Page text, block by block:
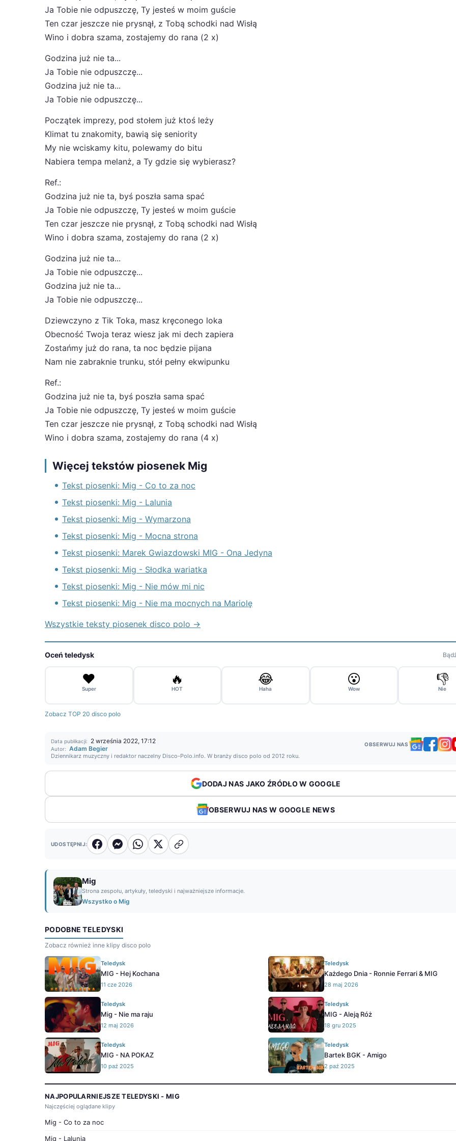
Ja Tobie nie odpuszczę, Ty jesteś w moim guście
Ten czar jeszcze nie prysnął, z Tobą schodki nad Wisłą
Wino i dobra szama, zostajemy do rana (2 x)
Godzina już nie ta...
Ja Tobie nie odpuszczę...
Godzina już nie ta...
Ja Tobie nie odpuszczę...
Początek imprezy, pod stołem już ktoś leży
Klimat tu znakomity, bawią się seniority
My nie wciskamy kitu, polewamy do bitu
Nabiera tempa melanż, a Ty gdzie się wybierasz?
Ref.:
Godzina już nie ta, byś poszła sama spać
Ja Tobie nie odpuszczę, Ty jesteś w moim guście
Ten czar jeszcze nie prysnął, z Tobą schodki nad Wisłą
Wino i dobra szama, zostajemy do rana (2 x)
Godzina już nie ta...
Ja Tobie nie odpuszczę...
Godzina już nie ta...
Ja Tobie nie odpuszczę...
Dziewczyno z Tik Toka, masz kręconego loka
Obecność Twoja teraz wiesz jak mi dech zapiera
Zostańmy już do rana, ta noc będzie pijana
Nam nie zabraknie trunku, stół pełny ekwipunku
Ref.:
Godzina już nie ta, byś poszła sama spać
Ja Tobie nie odpuszczę, Ty jesteś w moim guście
Ten czar jeszcze nie prysnął, z Tobą schodki nad Wisłą
Wino i dobra szama, zostajemy do rana (4 x)
Więcej tekstów piosenek Mig
Tekst piosenki: Mig - Co to za noc
Tekst piosenki: Mig - Lalunia
Tekst piosenki: Mig - Wymarzona
Tekst piosenki: Mig - Mocna strona
Tekst piosenki: Marek Gwiazdowski MIG - Ona Jedyna
Tekst piosenki: Mig - Słodka wariatka
Tekst piosenki: Mig - Nie mów mi nic
Tekst piosenki: Mig - Nie ma mocnych na Mariolę
Wszystkie teksty piosenek disco polo →
Oceń teledysk
❤️
Super
🔥
HOT
😂
Haha
😮
Wow
👎
Nie
Zobacz TOP 20 disco polo
Data publikacji: 2 września 2022, 17:12
Autor: Adam Begier
Dziennikarz muzyczny i redaktor naczelny Disco-Polo.info. W branży disco polo od 2012 roku.
OBSERWUJ NAS
DODAJ NAS JAKO ŹRÓDŁO W GOOGLE
OBSERWUJ NAS W GOOGLE NEWS
UDOSTĘPNIJ:
Mig
Strona zespołu, artykuły, teledyski i najważniejsze informacje.
Wszystko o Mig
PODOBNE TELEDYSKI
Zobacz również inne klipy disco polo
Teledysk
MIG - Hej Kochana
11 cze 2026
Teledysk
Każdego Dnia - Ronnie Ferrari & MIG
28 maj 2026
Teledysk
Mig - Nie ma raju
12 maj 2026
Teledysk
MIG - Aleją Róż
18 gru 2025
Teledysk
MIG - NA POKAZ
10 paź 2025
Teledysk
Bartek BGK - Amigo
2 paź 2025
NAJPOPULARNIEJSZE TELEDYSKI - MIG
Najczęściej oglądane klipy
Mig - Co to za noc
Mig - Lalunia